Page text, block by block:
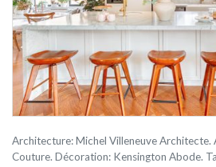
Architecture: Michel Villeneuve Architecte.
Couture. Décoration: Kensington Abode.